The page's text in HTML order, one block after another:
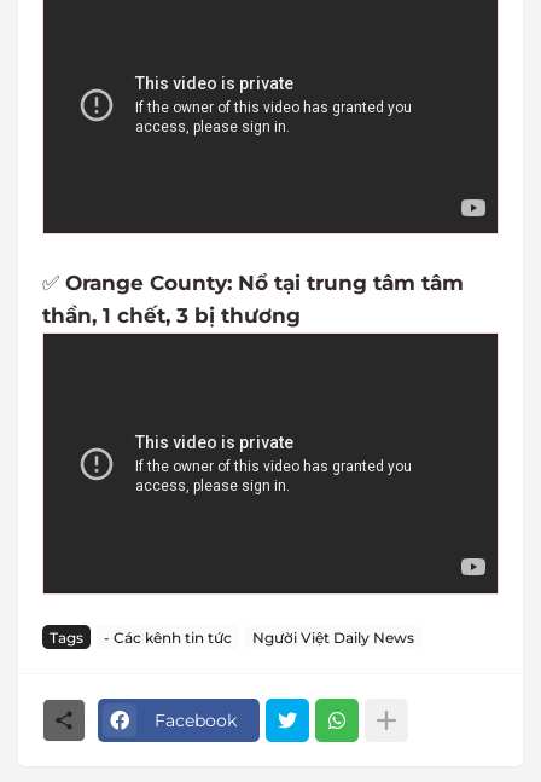
✅ Orange County: Nổ tại trung tâm tâm
thần, 1 chết, 3 bị thương
Tags - Các kênh tin tức Người Việt Daily News
Facebook